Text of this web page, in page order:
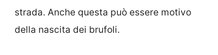
strada. Anche questa può essere motivo
della nascita dei brufoli.